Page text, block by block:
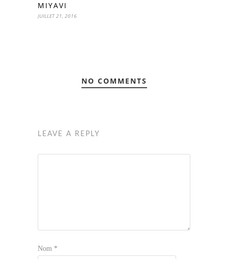
MIYAVI
JUILLET 21, 2016
NO COMMENTS
LEAVE A REPLY
Nom *